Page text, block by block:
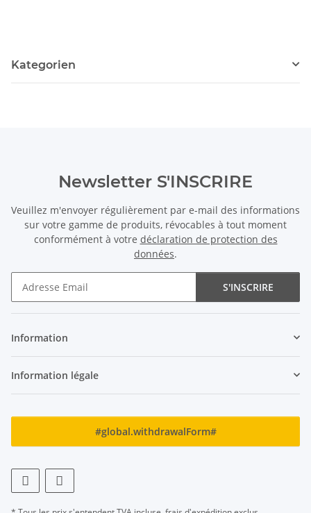
Kategorien
Newsletter S'INSCRIRE
Veuillez m'envoyer régulièrement par e-mail des informations
sur votre gamme de produits, révocables à tout moment
conformément à votre déclaration de protection des
données.
S'INSCRIRE
Information
Information légale
#global.withdrawalForm#